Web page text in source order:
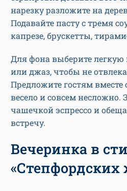
нарезку разложите на
Подавайте пасту с тремя
капрезе, брускетты,
Для фона выберите
или джаз, чтобы не
Предложите гостям вместе
весело и совсем несложно.
чашечкой эспрессо и
встречу.
Вечеринка в
«Степфордских